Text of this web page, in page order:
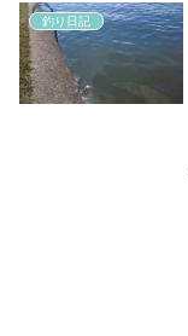
釣り日記